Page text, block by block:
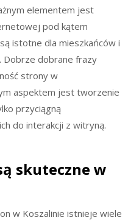
elementem jest
pod kątem
istotne dla mieszkańców i
Dobrze dobrane frazy
strony w
aspektem jest tworzenie
przyciągną
do interakcji z witryną.
skuteczne w
w Koszalinie istnieje wiele